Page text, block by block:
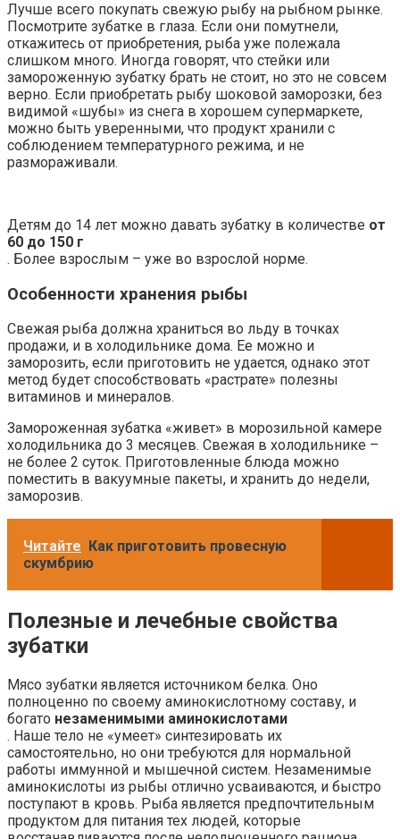
Лучше всего покупать свежую рыбу на рыбном рынке.
Посмотрите зубатке в глаза. Если они помутнели,
откажитесь от приобретения, рыба уже полежала
слишком много. Иногда говорят, что стейки или
замороженную зубатку брать не стоит, но это не совсем
верно. Если приобретать рыбу шоковой заморозки, без
видимой «шубы» из снега в хорошем супермаркете,
можно быть уверенными, что продукт хранили с
соблюдением температурного режима, и не
размораживали.
Детям до 14 лет можно давать зубатку в количестве от
60 до 150 г
. Более взрослым – уже во взрослой норме.
Особенности хранения рыбы
Свежая рыба должна храниться во льду в точках
продажи, и в холодильнике дома. Ее можно и
заморозить, если приготовить не удается, однако этот
метод будет способствовать «растрате» полезны
витаминов и минералов.
Замороженная зубатка «живет» в морозильной камере
холодильника до 3 месяцев. Свежая в холодильнике –
не более 2 суток. Приготовленные блюда можно
поместить в вакуумные пакеты, и хранить до недели,
заморозив.
Читайте
Как приготовить провесную
скумбрию
Полезные и лечебные свойства
зубатки
Мясо зубатки является источником белка. Оно
полноценно по своему аминокислотному составу, и
богато незаменимыми аминокислотами
. Наше тело не «умеет» синтезировать их
самостоятельно, но они требуются для нормальной
работы иммунной и мышечной систем. Незаменимые
аминокислоты из рыбы отлично усваиваются, и быстро
поступают в кровь. Рыба является предпочтительным
продуктом для питания тех людей, которые